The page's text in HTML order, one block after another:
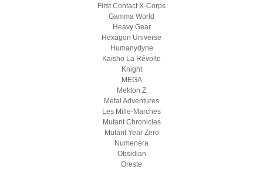
First Contact X-Corps
Gamma World
Heavy Gear
Hexagon Universe
Humanydyne
Kaïsho La Révolte
Knight
MEGA
Mekton Z
Metal Adventures
Les Mille-Marches
Mutant Chronicles
Mutant Year Zero
Numenéra
Obsidian
Oreste